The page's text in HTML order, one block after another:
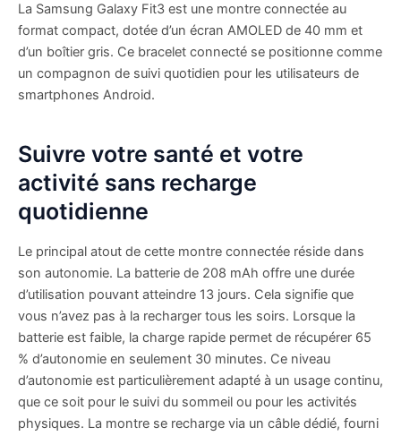
La Samsung Galaxy Fit3 est une montre connectée au
format compact, dotée d’un écran AMOLED de 40 mm et
d’un boîtier gris. Ce bracelet connecté se positionne comme
un compagnon de suivi quotidien pour les utilisateurs de
smartphones Android.
Suivre votre santé et votre
activité sans recharge
quotidienne
Le principal atout de cette montre connectée réside dans
son autonomie. La batterie de 208 mAh offre une durée
d’utilisation pouvant atteindre 13 jours. Cela signifie que
vous n’avez pas à la recharger tous les soirs. Lorsque la
batterie est faible, la charge rapide permet de récupérer 65
% d’autonomie en seulement 30 minutes. Ce niveau
d’autonomie est particulièrement adapté à un usage continu,
que ce soit pour le suivi du sommeil ou pour les activités
physiques. La montre se recharge via un câble dédié, fourni